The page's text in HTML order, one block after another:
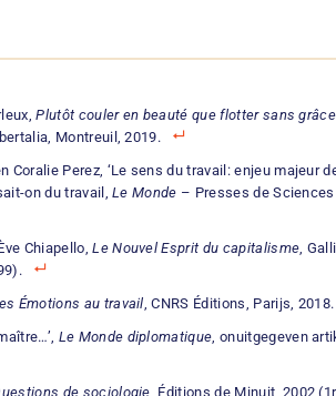
Plutôt couler en beauté que flotter sans
Montreuil, 2019.
Coralie Perez, ‘Le sens du travail: enjeu majeur
on du travail,Le Monde – Presses de
Chiapello,Le Nouvel Esprit du capitalisme ,
Émotions au travail , CNRS Éditions, Parijs, 2018.
Le Monde diplomatique , onuitgegeven
de sociologie , Éditions de Minuit, 2002